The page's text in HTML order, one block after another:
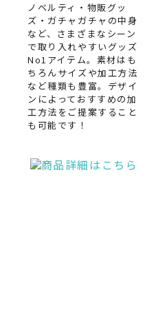
ノベルティ・物販グッ
ズ・ガチャガチャの中身
など、さまざまなシーン
で取り入れやすいグッズ
No1アイテム。素材はも
ちろんサイズや加工方法
など種類も豊富。デザイ
ンによっておすすめの加
工方法をご提案すること
も可能です！